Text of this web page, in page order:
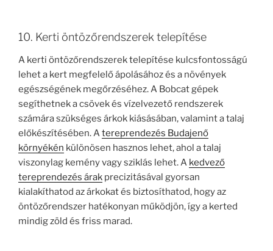
10. Kerti öntözőrendszerek telepítése
A kerti öntözőrendszerek telepítése kulcsfontosságú
lehet a kert megfelelő ápolásához és a növények
egészségének megőrzéséhez. A Bobcat gépek
segíthetnek a csövek és vízelvezető rendszerek
számára szükséges árkok kiásásában, valamint a talaj
előkészítésében. Atereprendezés Budajenő
környékén különösen hasznos lehet, ahol a talaj
viszonylag kemény vagy sziklás lehet. A kedvező
tereprendezés árak precizitásával gyorsan
kialakíthatod az árkokat és biztosíthatod, hogy az
öntözőrendszer hatékonyan működjön, így a kerted
mindig zöld és friss marad.